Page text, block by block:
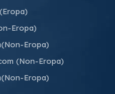
(Eropa)
Eropa)
(Non-Eropa)
(Non-Eropa)
(Non-Eropa)